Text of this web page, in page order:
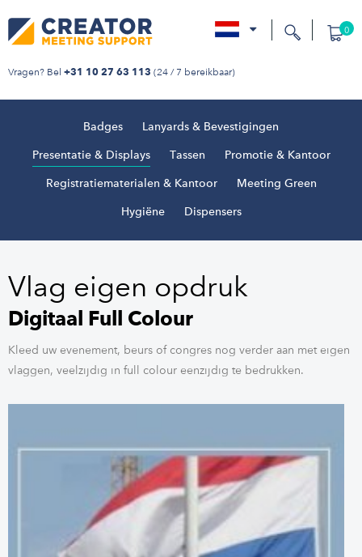
Vragen? Bel +31 10 27 63 113 (24 / 7 bereikbaar)
0
Badges Lanyards & Bevestigingen
Presentatie & Displays Tassen Promotie & Kantoor
Registratiematerialen & Kantoor Meeting Green
Hygiëne Dispensers
Vlag eigen opdruk
Digitaal Full Colour
Kleed uw evenement, beurs of congres nog verder aan met eigen
vlaggen, veelzijdig in full colour eenzijdig te bedrukken.